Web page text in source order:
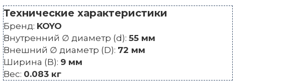
Технические характеристики
Бренд: KOYO
Внутренний ∅ диаметр (d): 55 мм
Внешний ∅ диаметр (D): 72 мм
Ширина (B): 9 мм
Вес: 0.083 кг